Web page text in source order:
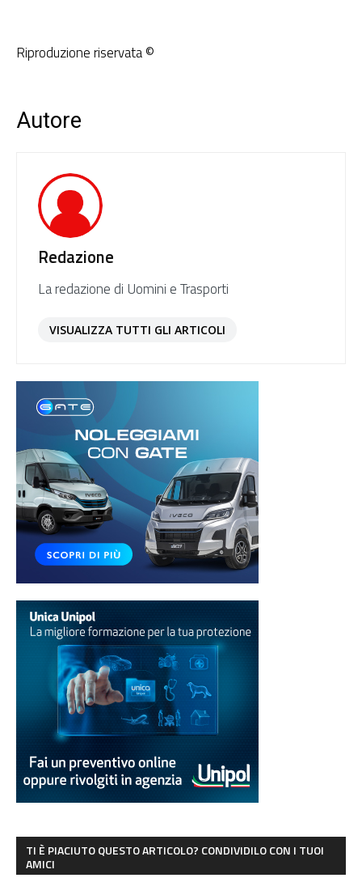
Riproduzione riservata ©
Autore
Redazione
La redazione di Uomini e Trasporti
VISUALIZZA TUTTI GLI ARTICOLI
TI È PIACIUTO QUESTO ARTICOLO? CONDIVIDILO CON I TUOI
AMICI